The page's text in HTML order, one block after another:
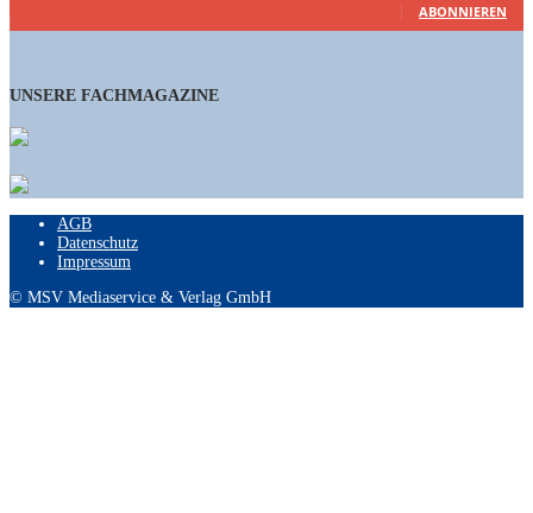
ABONNIEREN
UNSERE FACHMAGAZINE
AGB
Datenschutz
Impressum
© MSV Mediaservice & Verlag GmbH